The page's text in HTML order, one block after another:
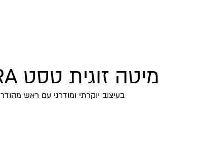
מיטה זוגית טסט AURA
בעיצוב יוקרתי ומודרני עם ראש מהודר